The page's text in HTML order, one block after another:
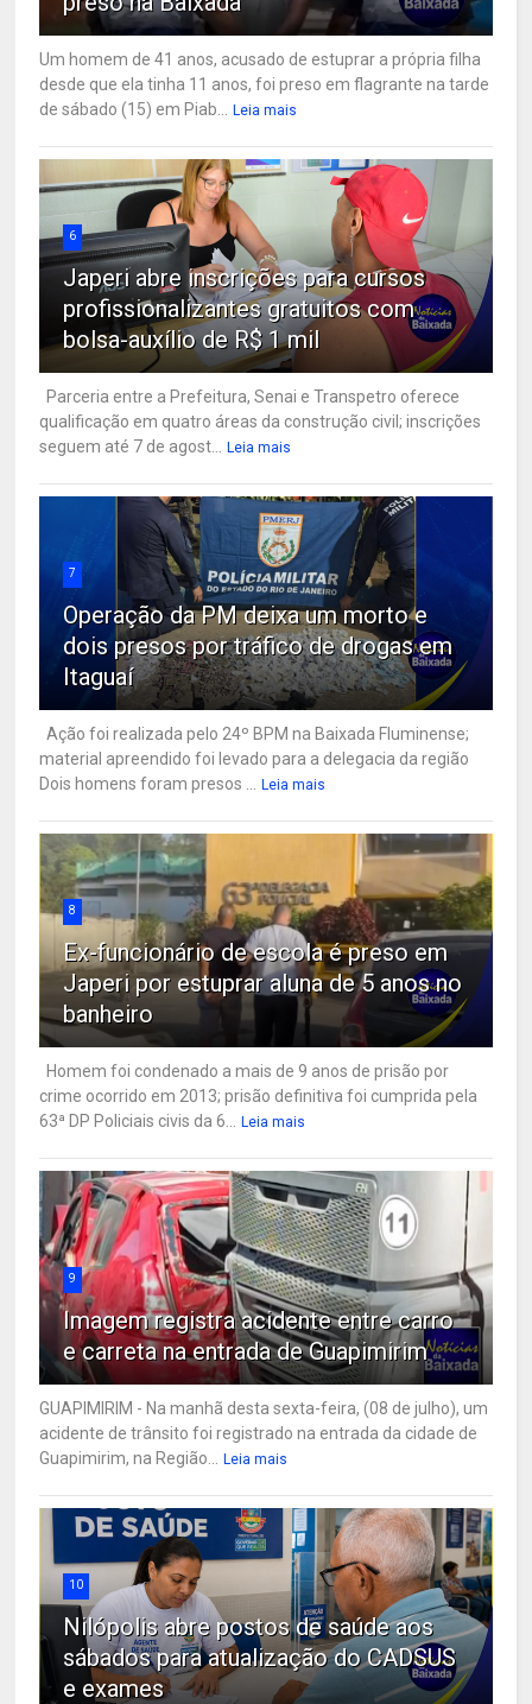
Um homem de 41 anos, acusado de estuprar a própria filha
desde que ela tinha 11 anos, foi preso em flagrante na tarde
de sábado (15) em Piab...
Leia mais
6
Japeri abre inscrições para cursos
profissionalizantes gratuitos com
bolsa-auxílio de R$ 1 mil
Parceria entre a Prefeitura, Senai e Transpetro oferece
qualificação em quatro áreas da construção civil; inscrições
seguem até 7 de agost...
Leia mais
7
Operação da PM deixa um morto e
dois presos por tráfico de drogas em
Itaguaí
Ação foi realizada pelo 24º BPM na Baixada Fluminense;
material apreendido foi levado para a delegacia da região
Dois homens foram presos ...
Leia mais
8
Ex-funcionário de escola é preso em
Japeri por estuprar aluna de 5 anos no
banheiro
Homem foi condenado a mais de 9 anos de prisão por
crime ocorrido em 2013; prisão definitiva foi cumprida pela
63ª DP Policiais civis da 6...
Leia mais
9
Imagem registra acidente entre carro
e carreta na entrada de Guapimirim
GUAPIMIRIM - Na manhã desta sexta-feira, (08 de julho), um
acidente de trânsito foi registrado na entrada da cidade de
Guapimirim, na Região...
Leia mais
10
Nilópolis abre postos de saúde aos
sábados para atualização do CADSUS
e exames